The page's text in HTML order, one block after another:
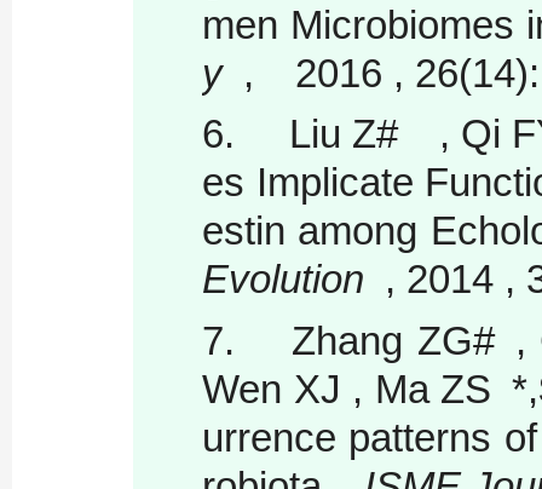
men Microbiomes
y, 2016 ,
6.
Liu Z# , Qi
es Implicate
estin among
Evolution , 2014 ,
7.
Zhang ZG#
Wen XJ , Ma ZS *,
urrence patterns